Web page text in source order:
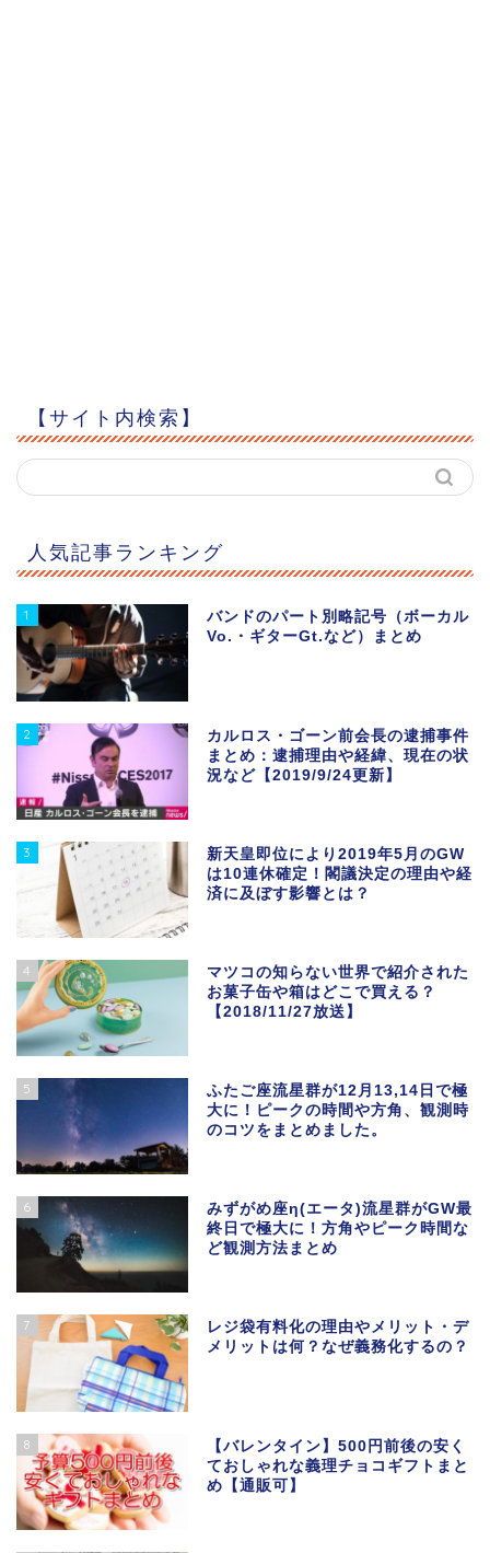
【サイト内検索】
人気記事ランキング
1
バンドのパート別略記号（ボーカル
Vo.・ギターGt.など）まとめ
2
カルロス・ゴーン前会長の逮捕事件
まとめ：逮捕理由や経緯、現在の状
況など【2019/9/24更新】
3
新天皇即位により2019年5月のGW
は10連休確定！閣議決定の理由や経
済に及ぼす影響とは？
4
マツコの知らない世界で紹介された
お菓子缶や箱はどこで買える？
【2018/11/27放送】
5
ふたご座流星群が12月13,14日で極
大に！ピークの時間や方角、観測時
のコツをまとめました。
6
みずがめ座η(エータ)流星群がGW最
終日で極大に！方角やピーク時間な
ど観測方法まとめ
7
レジ袋有料化の理由やメリット・デ
メリットは何？なぜ義務化するの？
8
【バレンタイン】500円前後の安く
ておしゃれな義理チョコギフトまと
め【通販可】